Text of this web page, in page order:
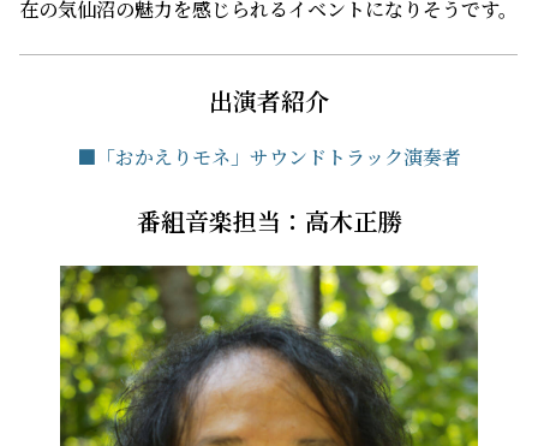
在の気仙沼の魅力を感じられるイベントになりそうです。
出演者紹介
■「おかえりモネ」サウンドトラック演奏者
番組音楽担当：高木正勝